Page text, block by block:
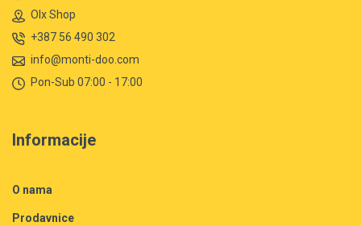
Olx Shop
+387 56 490 302
info@monti-doo.com
Pon-Sub 07:00 - 17:00
Informacije
O nama
Prodavnice